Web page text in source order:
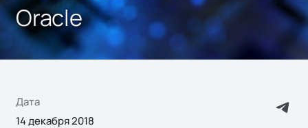
Oracle
Дата
14 декабря 2018